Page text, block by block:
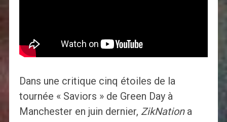
Dans une critique cinq étoiles de la
tournée « Saviors » de Green Day à
Manchester en juin dernier, ZikNationa